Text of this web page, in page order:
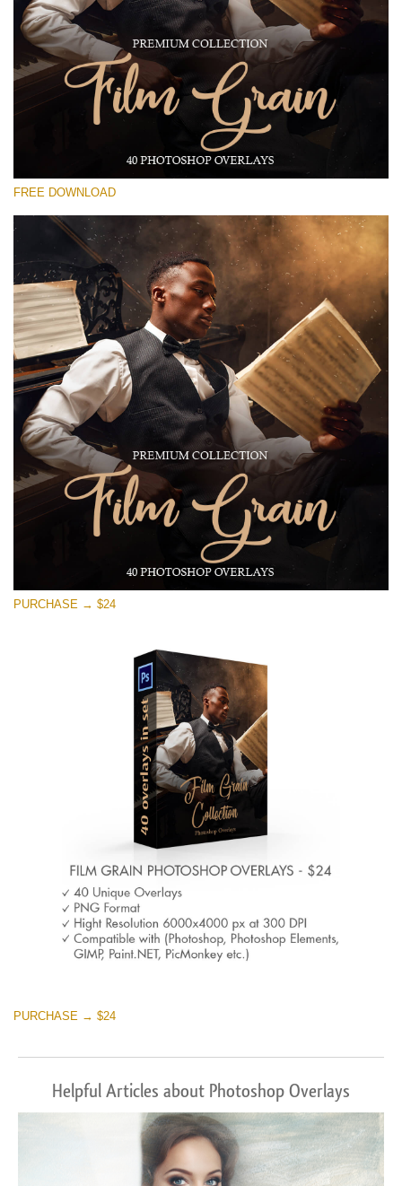
Please select
Free Photoshop Overlay #17
Small 800*533px
(40 Overlays)
Grunge Collection
(252 Overlays)
Large 6000*4000px
Entire Collection
(1783 Overlays)
Large 6000*4000px
Free download
FREE DOWNLOAD
PURCHASE → $24
PURCHASE → $24
Helpful Articles about Photoshop Overlays